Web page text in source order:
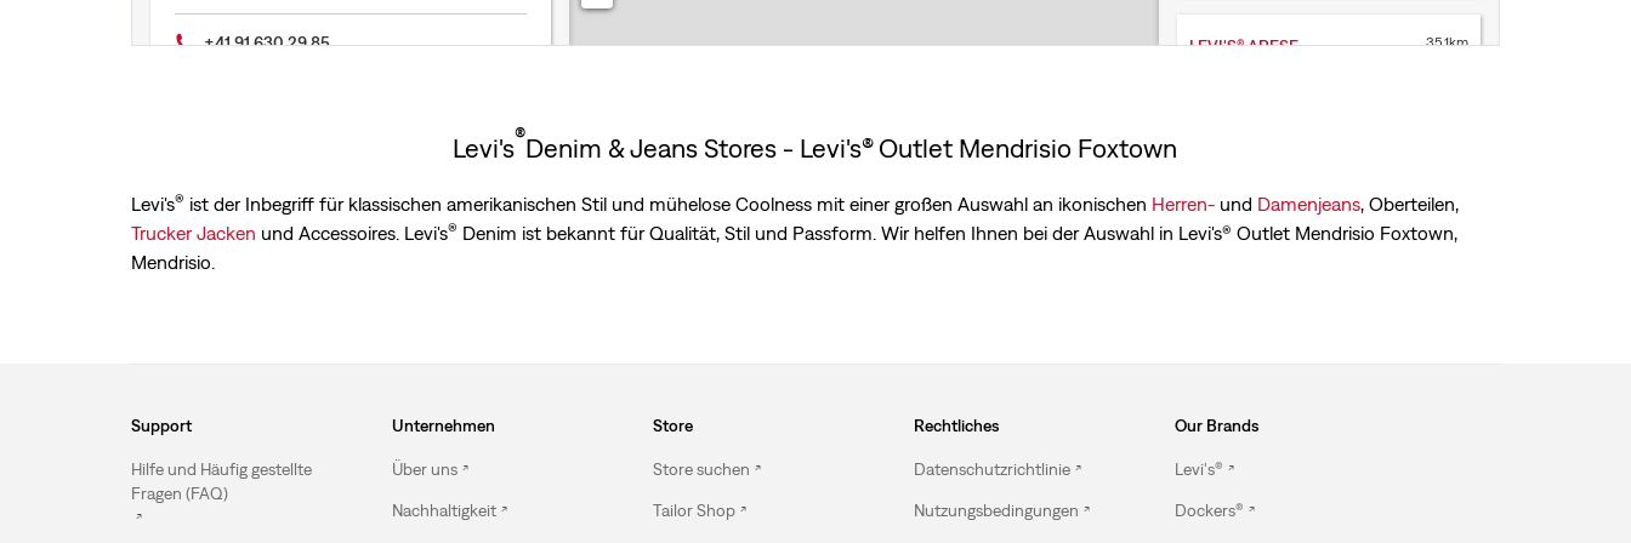
+41 91 630 29 85
LEVI'S® ARESE
35.1km
Click & Collect
Akzeptieren Rücksendungen von
Levi's®Denim & Jeans Stores - Levi's® Outlet Mendrisio Foxtown
Levi's® ist der Inbegriff für klassischen amerikanischen Stil und mühelose Coolness mit einer großen Auswahl an ikonischen Herren-und Damenjeans, Oberteilen,
Trucker Jacken und Accessoires. Levi's® Denim ist bekannt für Qualität, Stil und Passform. Wir helfen Ihnen bei der Auswahl in Levi's® Outlet Mendrisio Foxtown,
Mendrisio.
Support
Hilfe und Häufig gestellte
Fragen (FAQ)
Unternehmen
Über uns
Nachhaltigkeit
Store
Store suchen
Tailor Shop
Rechtliches
Datenschutzrichtlinie
Nutzungsbedingungen
Our Brands
Levi's®
Dockers®